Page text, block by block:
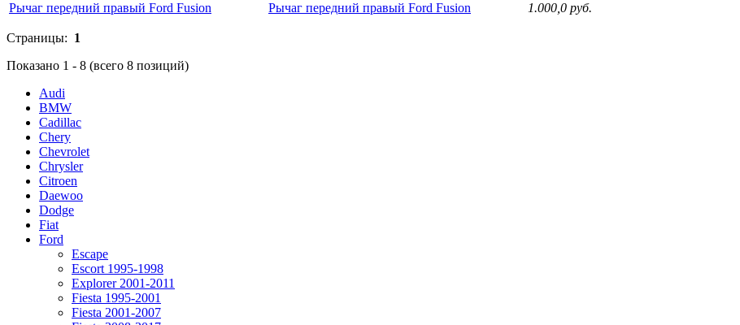
Рычаг передний правый Ford Fusion
Рычаг передний правый Ford Fusion 1.000,0 руб.
Страницы: 1
Показано 1 - 8 (всего 8 позиций)
Audi
BMW
Cadillac
Chery
Chevrolet
Chrysler
Citroen
Daewoo
Dodge
Fiat
Ford
Escape
Escort 1995-1998
Explorer 2001-2011
Fiesta 1995-2001
Fiesta 2001-2007